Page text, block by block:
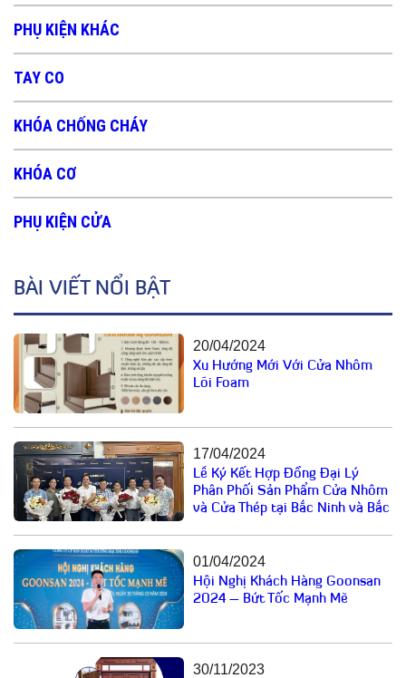
PHỤ KIỆN KHÁC
TAY CO
KHÓA CHỐNG CHÁY
KHÓA CƠ
PHỤ KIỆN CỬA
BÀI VIẾT NỔI BẬT
20/04/2024
Xu Hướng Mới Với Cửa Nhôm
Lõi Foam
17/04/2024
Lễ Ký Kết Hợp Đồng Đại Lý
Phân Phối Sản Phẩm Cửa Nhôm
và Cửa Thép tại Bắc Ninh và Bắc
01/04/2024
Hội Nghị Khách Hàng Goonsan
2024 – Bứt Tốc Mạnh Mẽ
30/11/2023